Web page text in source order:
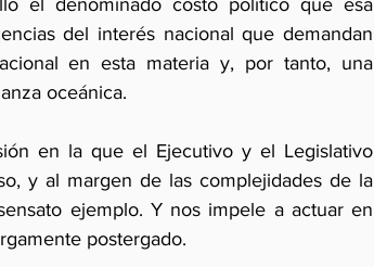
el denominado costo político que esa
del interés nacional que demandan
en esta materia y, por tanto, una
oceánica.
en la que el Ejecutivo y el Legislativo
y al margen de las complejidades de la
ejemplo. Y nos impele a actuar en
postergado.